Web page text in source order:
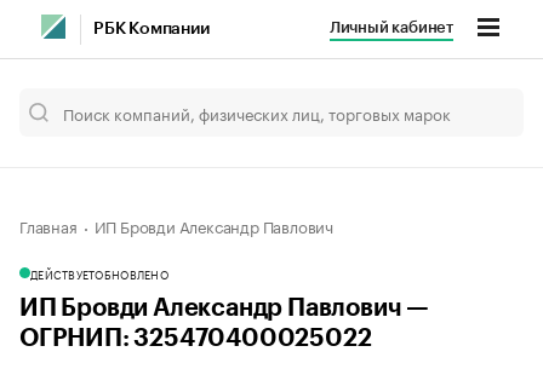
РБК Компании Личный кабинет
Главная ИП Бровди Александр Павлович
ДЕЙСТВУЕТОБНОВЛЕНО
ИП Бровди Александр Павлович —
ОГРНИП: 325470400025022